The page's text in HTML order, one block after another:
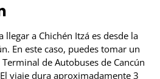
a Chichén Itzá es desde la
En este caso, puedes tomar un
de Autobuses de Cancún
viaje dura aproximadamente 3